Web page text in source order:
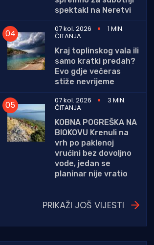
spektakl na Neretvi
07 kol. 2026
1 MIN.
ČITANJA
Kraj toplinskog vala ili
samo kratki predah?
Evo gdje večeras
stiže nevrijeme
07 kol. 2026
3 MIN.
ČITANJA
KOBNA POGREŠKA NA
BIOKOVU Krenuli na
vrh po paklenoj
vrućini bez dovoljno
vode, jedan se
planinar nije vratio
PRIKAŽI JOŠ VIJESTI